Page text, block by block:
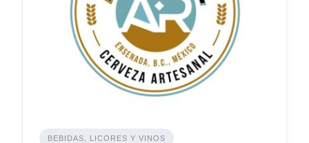
BEBIDAS, LICORES Y VINOS